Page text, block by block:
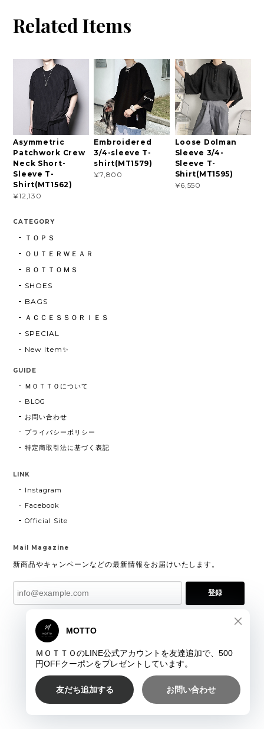
Related Items
Asymmetric
Patchwork Crew
Neck Short-
Sleeve T-
Shirt(MT1562)
¥12,130
Embroidered
3/4-sleeve T-
shirt(MT1579)
¥7,800
Loose Dolman
Sleeve 3/4-
Sleeve T-
Shirt(MT1595)
¥6,550
CATEGORY
ＴＯＰＳ
ＯＵＴＥＲＷＥＡＲ
ＢＯＴＴＯＭＳ
SHOES
BAGS
ＡＣＣＥＳＳＯＲＩＥＳ
SPECIAL
New Item✨
GUIDE
ＭＯＴＴＯについて
BLOG
お問い合わせ
プライバシーポリシー
特定商取引法に基づく表記
LINK
Instagram
Facebook
Official Site
Mail Magazine
新商品やキャンペーンなどの最新情報をお届けいたします。
登録